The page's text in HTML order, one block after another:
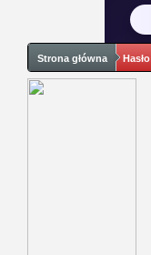
Strona główna Hasło